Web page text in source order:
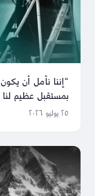
“إننا نأمل أن
بمستقبل عظيم
٢٥ يوليو ٢٠٢٦